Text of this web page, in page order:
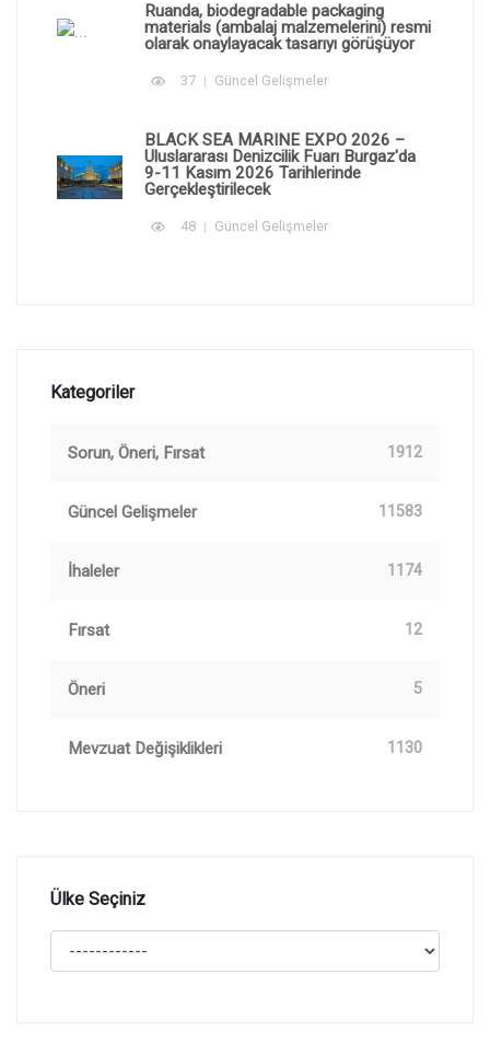
Ruanda, biodegradable packaging
materials (ambalaj malzemelerini) resmi
olarak onaylayacak tasarıyı görüşüyor
37 Güncel Gelişmeler
BLACK SEA MARINE EXPO 2026 –
Uluslararası Denizcilik Fuarı Burgaz'da
9-11 Kasım 2026 Tarihlerinde
Gerçekleştirilecek
48 Güncel Gelişmeler
Kategoriler
Sorun, Öneri, Fırsat 1912
Güncel Gelişmeler 11583
İhaleler 1174
Fırsat 12
Öneri 5
Mevzuat Değişiklikleri 1130
Ülke Seçiniz